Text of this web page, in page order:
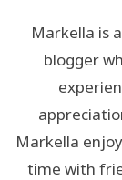
Markella is
blogger
Markella
time with